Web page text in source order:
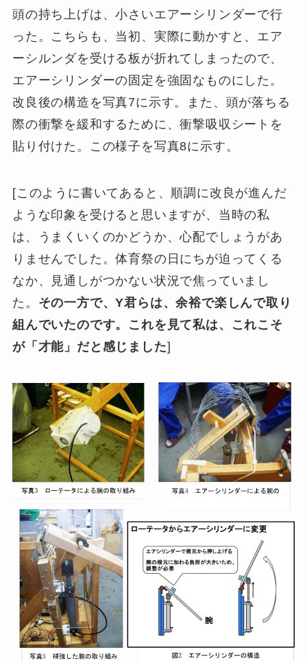
頭の持ち上げは、小さいエアーシリンダーで行
った。こちらも、当初、実際に動かすと、エア
ーシルンダを受ける板が折れてしまったので、
エアーシリンダーの固定を強固なものにした。
改良後の構造を写真7に示す。また、頭が落ちる
際の衝撃を緩和するために、衝撃吸収シートを
貼り付けた。この様子を写真8に示す。
[このように書いてあると、順調に改良が進んだ
ような印象を受けると思いますが、当時の私
は、うまくいくのかどうか、心配でしょうがあ
りませんでした。体育祭の日にちが迫ってくる
なか、見通しがつかない状況で焦っていまし
た。 その一方で、Y君らは、余裕で楽しんで取り
組んでいたのです。これを見て私は、これこそ
が「才能」だと感じました]